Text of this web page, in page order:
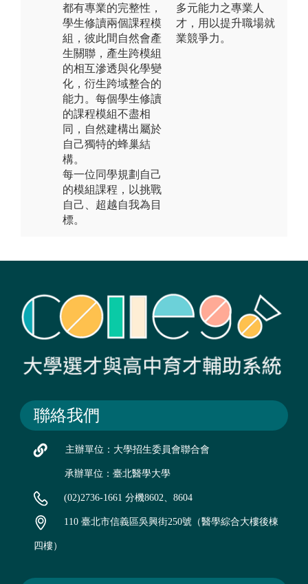
都有專業的完整性，
學生修讀兩個課程模
組，彼此間自然會產
生關聯，產生跨模組
的相互滲透與化學變
化，衍生跨域整合的
能力。每個學生修讀
的課程模組不盡相
同，自然建構出屬於
自己獨特的蜂巢結
構。
每一位同學規劃自己
的模組課程，以挑戰
自己、超越自我為目
標。
多元能力之專業人
才，用以提升職場就
業競爭力。
聯絡我們
主辦單位：大學招生委員會聯合會
承辦單位：臺北醫學大學
(02)2736-1661 分機8602、8604
110 臺北市信義區吳興街250號（醫學綜合大樓後棟
四樓）